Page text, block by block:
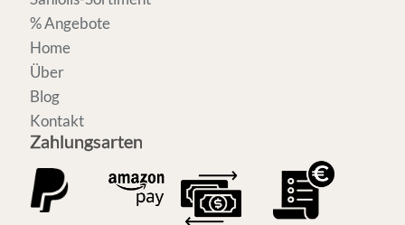
% Angebote
Home
Über
Blog
Kontakt
Zahlungsarten